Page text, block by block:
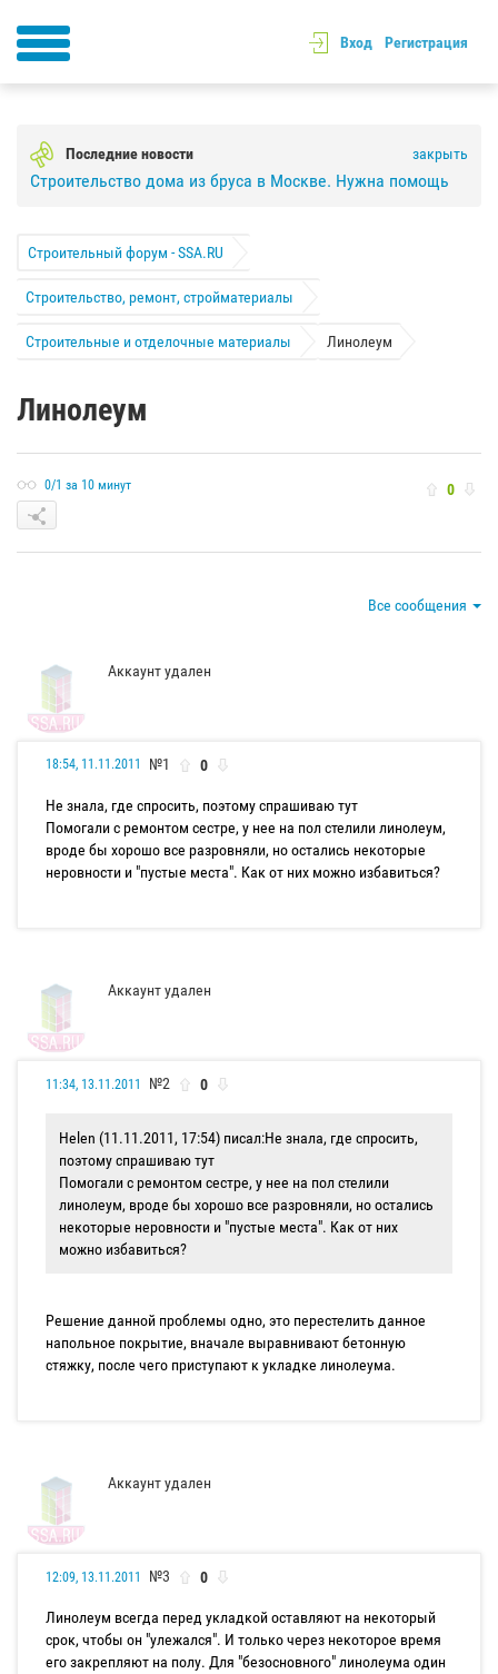
Вход Регистрация
Последние новости закрыть
Строительство дома из бруса в Москве. Нужна помощь
Строительный форум - SSA.RU
Строительство, ремонт, стройматериалы
Строительные и отделочные материалы Линолеум
Линолеум
0/1 за 10 минут 0
Все сообщения
Аккаунт удален
18:54, 11.11.2011 №1 0
Не знала, где спросить, поэтому спрашиваю тут
Помогали с ремонтом сестре, у нее на пол стелили линолеум,
вроде бы хорошо все разровняли, но остались некоторые
неровности и "пустые места". Как от них можно избавиться?
Аккаунт удален
11:34, 13.11.2011 №2 0
Helen (11.11.2011, 17:54) писал:Не знала, где спросить,
поэтому спрашиваю тут
Помогали с ремонтом сестре, у нее на пол стелили
линолеум, вроде бы хорошо все разровняли, но остались
некоторые неровности и "пустые места". Как от них
можно избавиться?
Решение данной проблемы одно, это перестелить данное
напольное покрытие, вначале выравнивают бетонную
стяжку, после чего приступают к укладке линолеума.
Аккаунт удален
12:09, 13.11.2011 №3 0
Линолеум всегда перед укладкой оставляют на некоторый
срок, чтобы он "улежался". И только через некоторое время
его закрепляют на полу. Для "безосновного" линолеума один